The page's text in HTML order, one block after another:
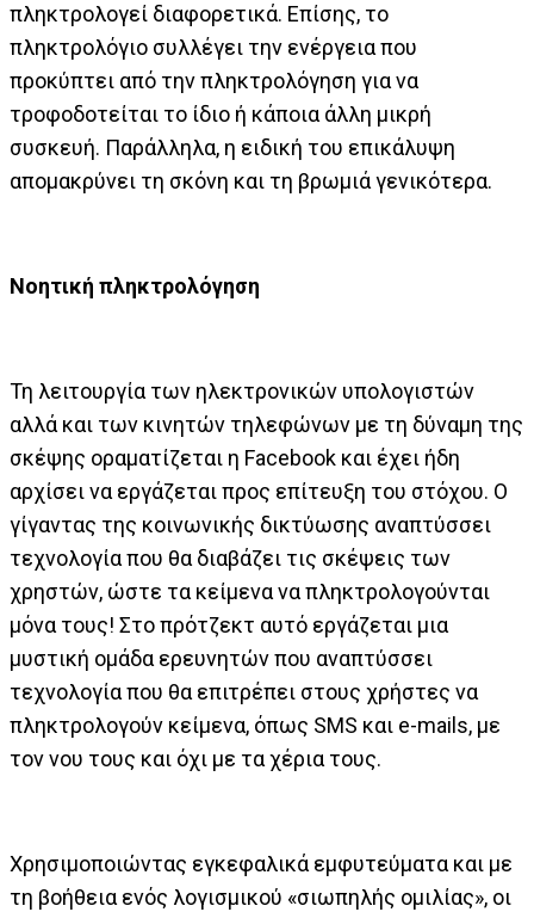
πληκτρολογεί διαφορετικά. Επίσης, το
πληκτρολόγιο συλλέγει την ενέργεια που
προκύπτει από την πληκτρολόγηση για να
τροφοδοτείται το ίδιο ή κάποια άλλη μικρή
συσκευή. Παράλληλα, η ειδική του επικάλυψη
απομακρύνει τη σκόνη και τη βρωμιά γενικότερα.
Νοητική πληκτρολόγηση
Τη λειτουργία των ηλεκτρονικών υπολογιστών
αλλά και των κινητών τηλεφώνων με τη δύναμη της
σκέψης οραματίζεται η Facebook και έχει ήδη
αρχίσει να εργάζεται προς επίτευξη του στόχου. Ο
γίγαντας της κοινωνικής δικτύωσης αναπτύσσει
τεχνολογία που θα διαβάζει τις σκέψεις των
χρηστών, ώστε τα κείμενα να πληκτρολογούνται
μόνα τους! Στο πρότζεκτ αυτό εργάζεται μια
μυστική ομάδα ερευνητών που αναπτύσσει
τεχνολογία που θα επιτρέπει στους χρήστες να
πληκτρολογούν κείμενα, όπως SMS και e-mails, με
τον νου τους και όχι με τα χέρια τους.
Χρησιμοποιώντας εγκεφαλικά εμφυτεύματα και με
τη βοήθεια ενός λογισμικού «σιωπηλής ομιλίας», οι